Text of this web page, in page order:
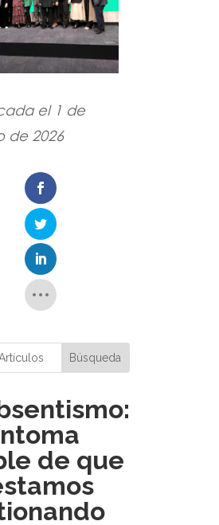
el 1 de
de 2026
de que